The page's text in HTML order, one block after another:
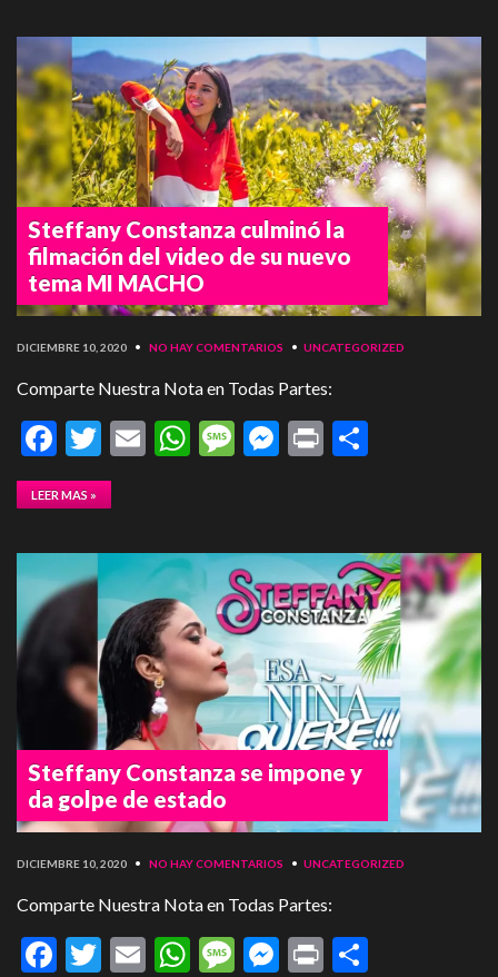
Steffany Constanza culminó la
filmación del video de su nuevo
tema MI MACHO
DICIEMBRE 10, 2020 • NO HAY COMENTARIOS • UNCATEGORIZED
Comparte Nuestra Nota en Todas Partes:
Facebook
Twitter
EmailWhatsApp
Message
Messenger
Print
LEER MAS »
Steffany Constanza se impone y
da golpe de estado
DICIEMBRE 10, 2020 • NO HAY COMENTARIOS • UNCATEGORIZED
Comparte Nuestra Nota en Todas Partes:
Facebook
Twitter
EmailWhatsApp
Message
Messenger
Print